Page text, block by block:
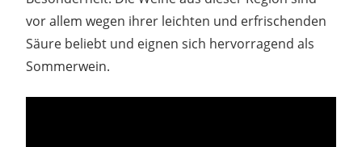
vor allem wegen ihrer leichten und erfrischenden
Säure beliebt und eignen sich hervorragend als
Sommerwein.